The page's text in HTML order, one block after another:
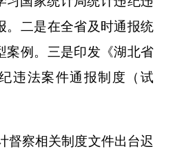
。二是在全省及时通报统
案例。三是印发《湖北省
违法案件通报制度（试
督察相关制度文件出台迟